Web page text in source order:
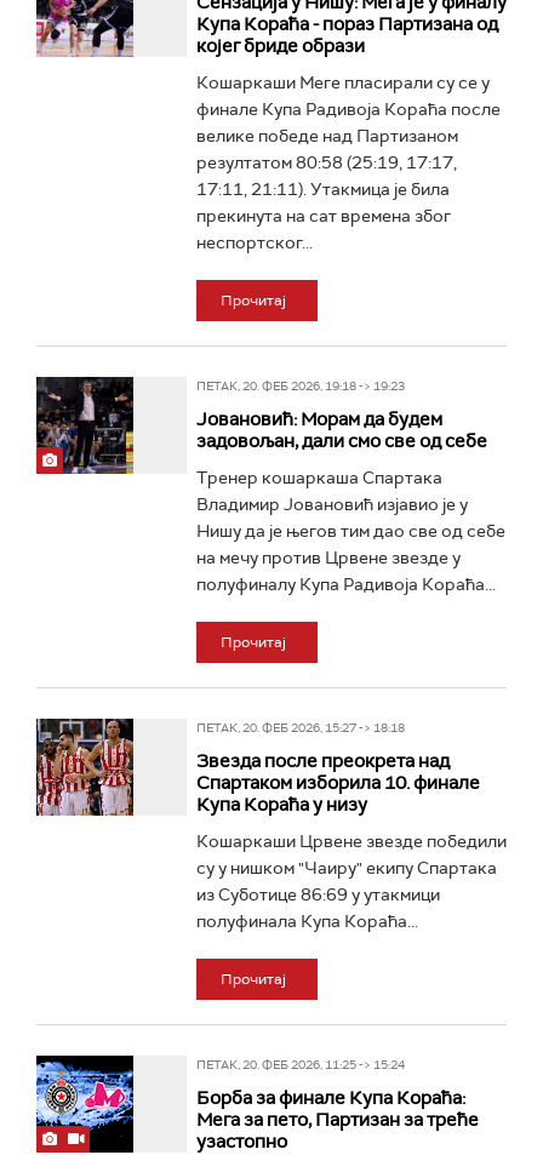
Купа Кораћа - пораз Партизана од
којег бриде образи
Кошаркаши Меге пласирали су се у
финале Купа Радивоја Кораћа после
велике победе над Партизаном
резултатом 80:58 (25:19, 17:17,
17:11, 21:11). Утакмица је била
прекинута на сат времена због
неспортског...
Прочитај
ПЕТАК, 20. ФЕБ 2026, 19:18 -> 19:23
Јовановић: Морам да будем
задовољан, дали смо све од себе
Тренер кошаркаша Спартака
Владимир Јовановић изјавио је у
Нишу да је његов тим дао све од себе
на мечу против Црвене звезде у
полуфиналу Купа Радивоја Кораћа...
Прочитај
ПЕТАК, 20. ФЕБ 2026, 15:27 -> 18:18
Звезда после преокрета над
Спартаком изборила 10. финале
Купа Кораћа у низу
Кошаркаши Црвене звезде победили
су у нишком "Чаиру" екипу Спартака
из Суботице 86:69 у утакмици
полуфинала Купа Кораћа...
Прочитај
ПЕТАК, 20. ФЕБ 2026, 11:25 -> 15:24
Борба за финале Купа Кораћа:
Мега за пето, Партизан за треће
узастопно